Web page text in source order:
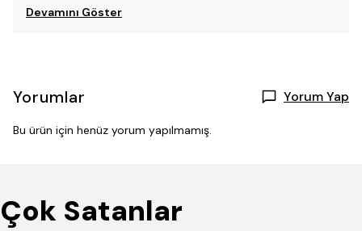
Devamını Göster
Yorumlar Yorum Yap
Bu ürün için henüz yorum yapılmamış.
Çok Satanlar